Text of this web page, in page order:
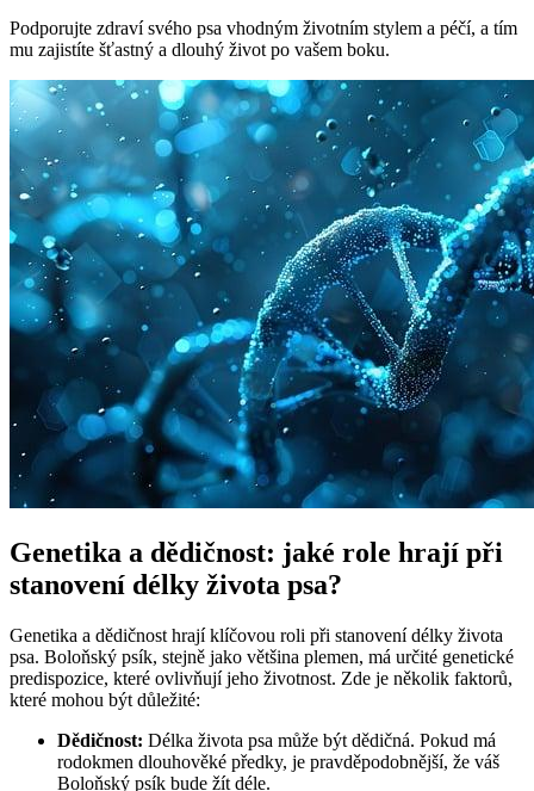
Podporujte zdraví svého psa vhodným životním stylem a péčí, a tím
mu zajistíte šťastný a dlouhý život po vašem boku.
Genetika a dědičnost: jaké role hrají při
stanovení délky života psa?
Genetika a dědičnost hrají klíčovou roli při stanovení délky života
psa. Boloňský psík, stejně jako většina plemen, má určité genetické
predispozice, které ovlivňují jeho životnost. Zde je několik faktorů,
které mohou být důležité:
Dědičnost: Délka života psa může být dědičná. Pokud má
rodokmen dlouhověké předky, je pravděpodobnější, že váš
Boloňský psík bude žít déle.